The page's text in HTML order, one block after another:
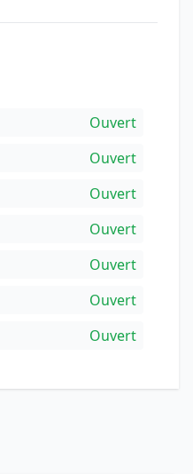
Ouvert
Ouvert
Ouvert
Ouvert
Ouvert
Ouvert
Ouvert